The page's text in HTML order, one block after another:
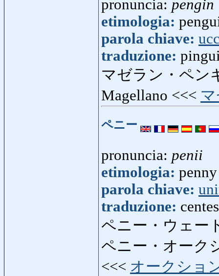
pronuncia: pengin
etimologia:
parola chiave:
traduzione:
マゼラン・ペン
Magellano <<<
ペニー
pronuncia: penii
etimologia:
parola chiave:
traduzione:
ペニー・ウェー
ペニー・オーク
<<< オークショ